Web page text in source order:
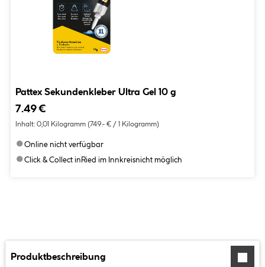
Pattex Sekundenkleber Ultra Gel 10 g
7.49 €
Inhalt: 0,01 Kilogramm (749.- € / 1 Kilogramm)
●Online nicht verfügbar
●Click & Collect in Ried im Innkreisnicht möglich
Produktbeschreibung